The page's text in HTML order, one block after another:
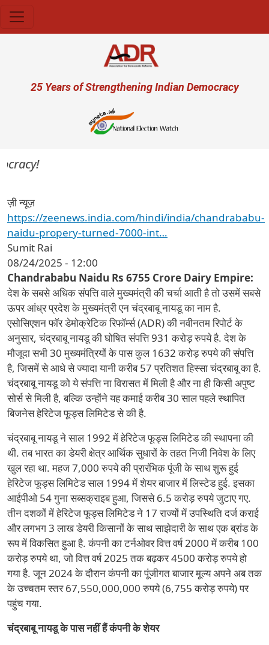
User account menu
25 Years of Strengthening Indian Democracy
ज़ी न्यूज़
https://zeenews.india.com/hindi/india/chandrababu-
naidu-propery-turned-7000-int…
Sumit Rai
08/24/2025 - 12:00
Chandrababu Naidu Rs 6755 Crore Dairy Empire:
देश के सबसे अधिक संपत्ति वाले मुख्यमंत्री की चर्चा आती है तो उसमें सबसे
ऊपर आंध्र प्रदेश के मुख्यमंत्री एन चंद्रबाबू नायडू का नाम है.
एसोसिएशन फॉर डेमोक्रेटिक रिफॉर्म्स (ADR) की नवीनतम रिपोर्ट के
अनुसार, चंद्रबाबू नायडू की घोषित संपत्ति 931 करोड़ रुपये है. देश के
मौजूदा सभी 30 मुख्यमंत्रियों के पास कुल 1632 करोड़ रुपये की संपत्ति
है, जिसमें से आधे से ज्यादा यानी करीब 57 प्रतिशत हिस्सा चंद्रबाबू का है.
चंद्रबाबू नायडू को ये संपत्ति ना विरासत में मिली है और ना ही किसी अपुष्ट
सोर्स से मिली है, बल्कि उन्होंने यह कमाई करीब 30 साल पहले स्थापित
बिजनेस हेरिटेज फूड्स लिमिटेड से की है.
चंद्रबाबू नायडू ने साल 1992 में हेरिटेज फूड्स लिमिटेड की स्थापना की
थी. तब भारत का डेयरी क्षेत्र आर्थिक सुधारों के तहत निजी निवेश के लिए
खुल रहा था. महज 7,000 रुपये की प्रारंभिक पूंजी के साथ शुरू हुई
हेरिटेज फूड्स लिमिटेड साल 1994 में शेयर बाजार में लिस्टेड हुई. इसका
आईपीओ 54 गुना सब्सक्राइब हुआ, जिससे 6.5 करोड़ रुपये जुटाए गए.
तीन दशकों में हेरिटेज फूड्स लिमिटेड ने 17 राज्यों में उपस्थिति दर्ज कराई
और लगभग 3 लाख डेयरी किसानों के साथ साझेदारी के साथ एक ब्रांड के
रूप में विकसित हुआ है. कंपनी का टर्नओवर वित्त वर्ष 2000 में करीब 100
करोड़ रुपये था, जो वित्त वर्ष 2025 तक बढ़कर 4500 करोड़ रुपये हो
गया है. जून 2024 के दौरान कंपनी का पूंजीगत बाजार मूल्य अपने अब तक
के उच्चतम स्तर 67,550,000,000 रुपये (6,755 करोड़ रुपये) पर
पहुंच गया.
चंद्रबाबू नायडू के पास नहीं हैं कंपनी के शेयर